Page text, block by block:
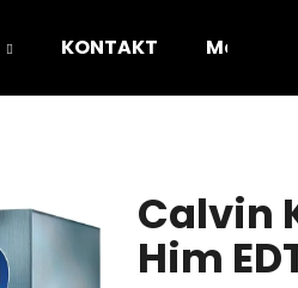
KONTAKT Moja
Calvin
Him
HĽADAŤ